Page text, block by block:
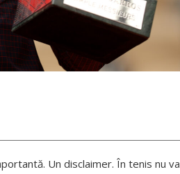
Un disclaimer. În tenis nu va